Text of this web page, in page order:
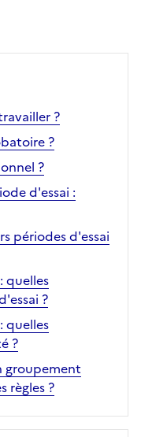
?
?
?
d'essai :
périodes d'essai
quelles
?
quelles
?
groupement
règles ?